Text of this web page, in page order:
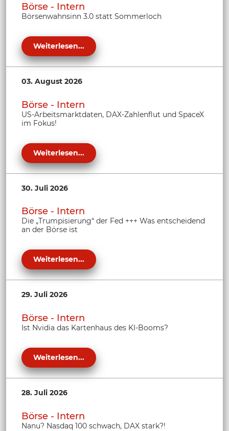
Börse - Intern
Börsenwahnsinn 3.0 statt Sommerloch
Weiterlesen...
03. August 2026
Börse - Intern
US-Arbeitsmarktdaten, DAX-Zahlenflut und SpaceX
im Fokus!
Weiterlesen...
30. Juli 2026
Börse - Intern
Die „Trumpisierung“ der Fed +++ Was entscheidend
an der Börse ist
Weiterlesen...
29. Juli 2026
Börse - Intern
Ist Nvidia das Kartenhaus des KI-Booms?
Weiterlesen...
28. Juli 2026
Börse - Intern
Nanu? Nasdaq 100 schwach, DAX stark?!